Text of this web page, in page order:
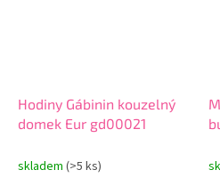
Hodiny Gábinin kouzelný
domek Eur gd00021
skladem (>5 ks)